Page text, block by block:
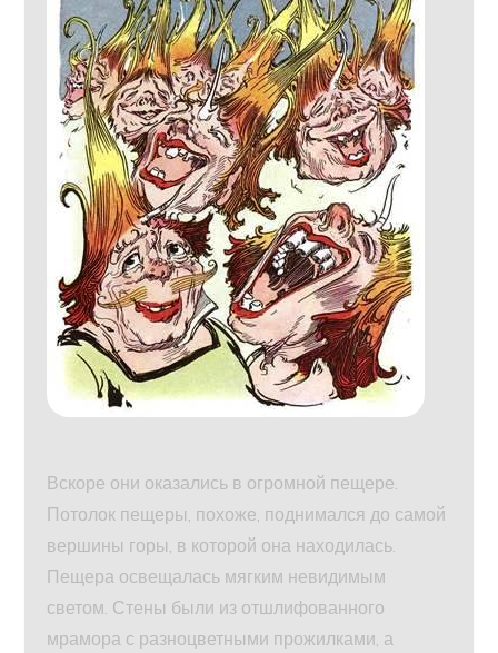
Вскоре они оказались в огромной пещере.
Потолок пещеры, похоже, поднимался до самой
вершины горы, в которой она находилась.
Пещера освещалась мягким невидимым
светом. Стены были из отшлифованного
мрамора с разноцветными прожилками, а